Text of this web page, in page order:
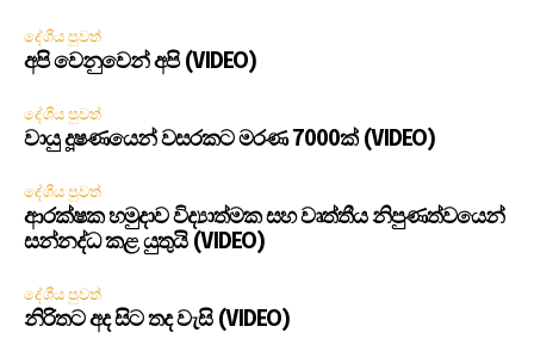
දේශීය පුවත්
අපි වෙනුවෙන් අපි (VIDEO)
දේශීය පුවත්
වායු දූෂණයෙන් වසරකට මරණ 7000ක් (VIDEO)
දේශීය පුවත්
ආරක්ෂක හමුදාව විද්‍යාත්මක සහ වෘත්තීය නිපුණත්වයෙන්
සන්නද්ධ කළ යුතුයි (VIDEO)
දේශීය පුවත්
නිරිතට අද සිට තද වැසි (VIDEO)